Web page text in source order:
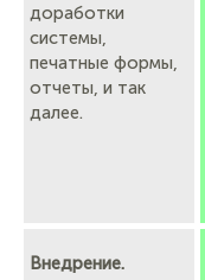
доработки
системы,
печатные формы,
отчеты, и так
далее.
Внедрение.